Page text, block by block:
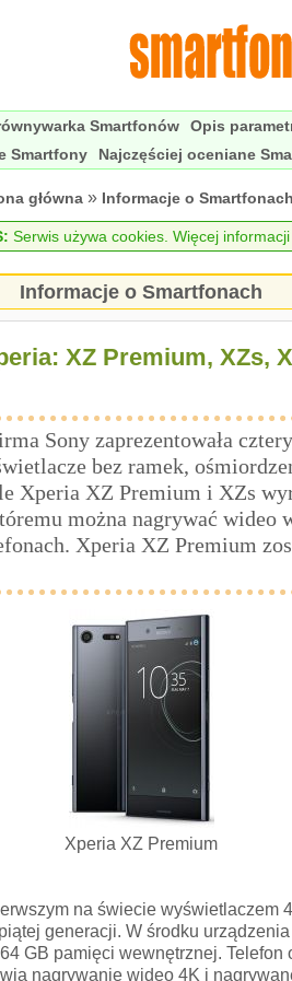
Smartfonów Opis
Smartfony
Najczęściej oceniane
główna » Informacje o Smartfonach
Serwis używa cookies. Więcej
Informacje o Smartfonach
XZ Premium, XZs,
Sony zaprezentowała
bez ramek,
Xperia XZ Premium i XZs
można nagrywać wideo
Xperia XZ Premium
Xperia XZ Premium
na świecie wyświetlaczem
generacji. W środku
GB pamięci wewnętrznej. Telefon
nagrywanie wideo 4K i